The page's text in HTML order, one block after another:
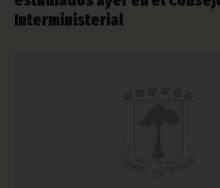
Interministerial